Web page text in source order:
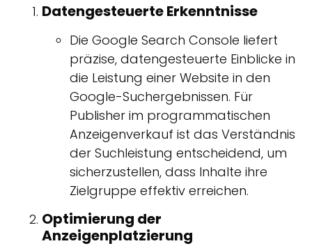
Datengesteuerte Erkenntnisse
Die Google Search Console liefert
präzise, datengesteuerte Einblicke in
die Leistung einer Website in den
Google-Suchergebnissen. Für
Publisher im programmatischen
Anzeigenverkauf ist das Verständnis
der Suchleistung entscheidend, um
sicherzustellen, dass Inhalte ihre
Zielgruppe effektiv erreichen.
Optimierung der
Anzeigenplatzierung